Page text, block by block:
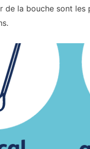
de la bouche sont